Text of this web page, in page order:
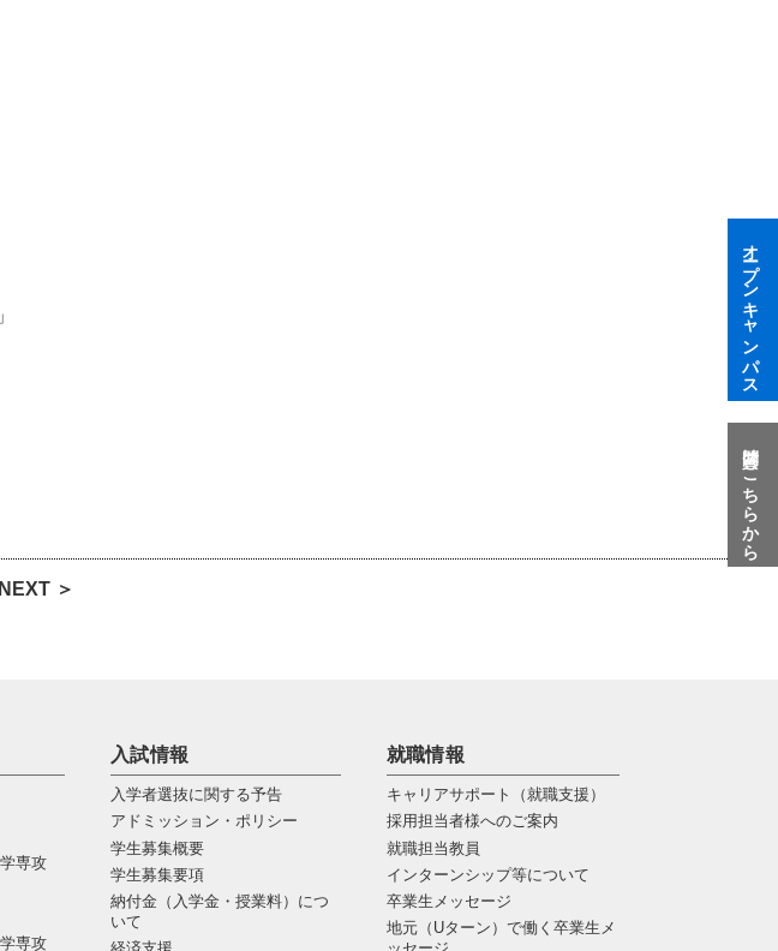
NEXT ＞
専攻
専攻
入試情報
入学者選抜に関する予告
アドミッション・ポリシー
学生募集概要
学生募集要項
納付金（入学金・授業料）につ
いて
就職情報
キャリアサポート（就職支援）
採用担当者様へのご案内
就職担当教員
インターンシップ等について
卒業生メッセージ
地元（Uターン）で働く卒業生メ
オープンキャンパス
質問はこちらから